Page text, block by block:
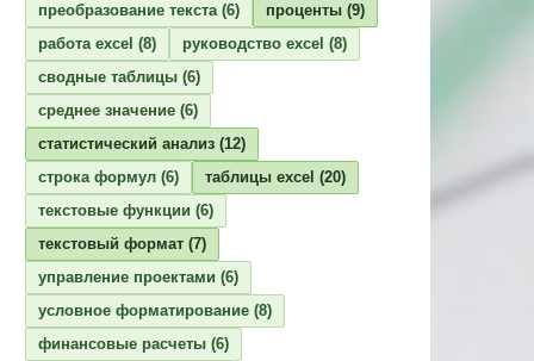
преобразование текста(6) проценты (9)
работа excel (8) руководство excel (8)
сводные таблицы (6)
среднее значение (6)
статистический анализ (12)
строка формул (6) таблицы excel (20)
текстовые функции (6)
текстовый формат (7)
управление проектами (6)
условное форматирование (8)
финансовые расчеты (6)